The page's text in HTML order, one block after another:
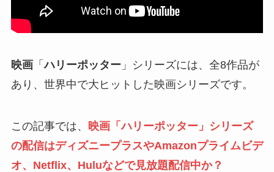
映画「ハリーポッター 」シリーズには、全8作品が
あり、世界中で大ヒットした映画シリーズです。
この記事では、
映画「ハリーポッター」シリーズ
の配信はディズニープラスやAmazonプライムビデ
オ、Netflix、Huluなどで見放題配信中か？